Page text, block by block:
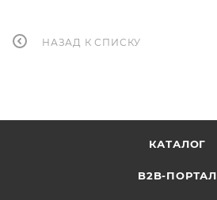
НАЗАД К СПИСКУ
КАТАЛОГ
B2B-ПОРТАЛ